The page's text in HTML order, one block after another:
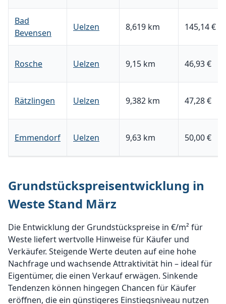
Bad
Bevensen
Uelzen 8,619 km 145,14 €
Rosche Uelzen 9,15 km 46,93 €
Rätzlingen Uelzen 9,382 km 47,28 €
Emmendorf Uelzen 9,63 km 50,00 €
Grundstückspreisentwicklung in
Weste Stand März
Die Entwicklung der Grundstückspreise in €/m² für
Weste liefert wertvolle Hinweise für Käufer und
Verkäufer. Steigende Werte deuten auf eine hohe
Nachfrage und wachsende Attraktivität hin – ideal für
Eigentümer, die einen Verkauf erwägen. Sinkende
Tendenzen können hingegen Chancen für Käufer
eröffnen, die ein günstigeres Einstiegsniveau nutzen